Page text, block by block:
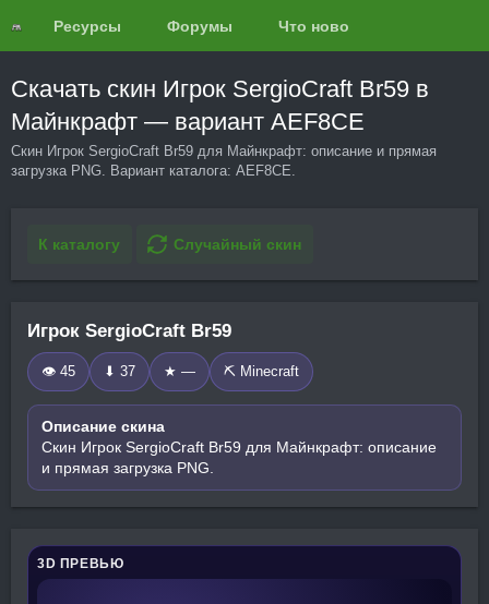
Ресурсы Форумы Что нового?
Скачать скин Игрок SergioCraft Br59 в
Майнкрафт — вариант AEF8CE
Скин Игрок SergioCraft Br59 для Майнкрафт: описание и прямая
загрузка PNG. Вариант каталога: AEF8CE.
К каталогу Случайный скин
Игрок SergioCraft Br59
👁 45 ⬇ 37 ★ — ⛏️ Minecraft
Описание скина
Скин Игрок SergioCraft Br59 для Майнкрафт: описание
и прямая загрузка PNG.
3D ПРЕВЬЮ